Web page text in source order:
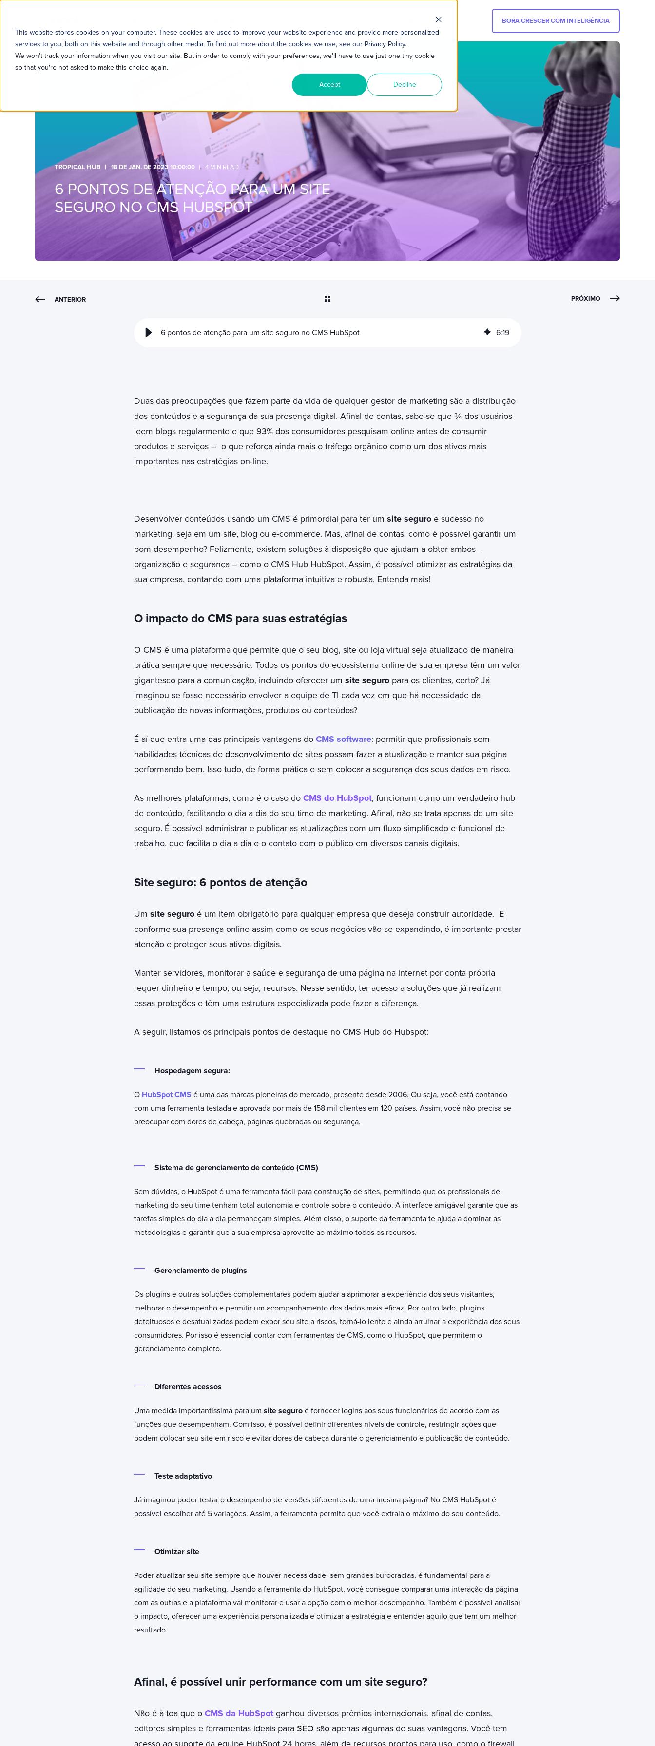
This website stores cookies on your computer. These cookies are used to improve your website experience and provide more personalized
services to you, both on this website and through other media. To find out more about the cookies we use, see our Privacy Policy.
We won't track your information when you visit our site. But in order to comply with your preferences, we'll have to use just one tiny cookie
so that you're not asked to make this choice again.
Accept Decline
BORA CRESCER COM INTELIGÊNCIA
TROPICAL HUB 18 DE JAN. DE 2023 10:00:00 4 MIN READ
6 PONTOS DE ATENÇÃO PARA UM SITE
SEGURO NO CMS HUBSPOT
ANTERIOR PRÓXIMO
6 pontos de atenção para um site seguro no CMS HubSpot 6:19
Duas das preocupações que fazem parte da vida de qualquer gestor de marketing são a distribuição
dos conteúdos e a segurança da sua presença digital. Afinal de contas, sabe-se que ¾ dos usuários
leem blogs regularmente e que 93% dos consumidores pesquisam online antes de consumir
produtos e serviços – o que reforça ainda mais o tráfego orgânico como um dos ativos mais
importantes nas estratégias on-line.
Desenvolver conteúdos usando um CMS é primordial para ter um site seguroe sucesso no
marketing, seja em um site, blog ou e-commerce. Mas, afinal de contas, como é possível garantir um
bom desempenho? Felizmente, existem soluções à disposição que ajudam a obter ambos –
organização e segurança – como o CMS Hub HubSpot. Assim, é possível otimizar as estratégias da
sua empresa, contando com uma plataforma intuitiva e robusta. Entenda mais!
O impacto do CMS para suas estratégias
O CMS é uma plataforma que permite que o seu blog, site ou loja virtual seja atualizado de maneira
prática sempre que necessário. Todos os pontos do ecossistema online de sua empresa têm um valor
gigantesco para a comunicação, incluindo oferecer um site seguropara os clientes, certo? Já
imaginou se fosse necessário envolver a equipe de TI cada vez em que há necessidade da
publicação de novas informações, produtos ou conteúdos?
É aí que entra uma das principais vantagens doCMS software: permitir que profissionais sem
habilidades técnicas de desenvolvimento de sitespossam fazer a atualização e manter sua página
performando bem. Isso tudo, de forma prática e sem colocar a segurança dos seus dados em risco.
As melhores plataformas, como é o caso do CMS do HubSpot, funcionam como um verdadeiro hub
de conteúdo, facilitando o dia a dia do seu time de marketing. Afinal, não se trata apenas de um site
seguro. É possível administrar e publicar as atualizações com um fluxo simplificado e funcional de
trabalho, que facilita o dia a dia e o contato com o público em diversos canais digitais.
Site seguro: 6 pontos de atenção
Um site seguroé um item obrigatório para qualquer empresa que deseja construir autoridade. E
conforme sua presença online assim como os seus negócios vão se expandindo, é importante prestar
atenção e proteger seus ativos digitais.
Manter servidores, monitorar a saúde e segurança de uma página na internet por conta própria
requer dinheiro e tempo, ou seja, recursos. Nesse sentido, ter acesso a soluções que já realizam
essas proteções e têm uma estrutura especializada pode fazer a diferença.
A seguir, listamos os principais pontos de destaque no CMS Hub do Hubspot:
Hospedagem segura:
O HubSpot CMS é uma das marcas pioneiras do mercado, presente desde 2006. Ou seja, você está contando
com uma ferramenta testada e aprovada por mais de 158 mil clientes em 120 países. Assim, você não precisa se
preocupar com dores de cabeça, páginas quebradas ou segurança.
Sistema de gerenciamento de conteúdo (CMS)
Sem dúvidas, o HubSpot é uma ferramenta fácil para construção de sites, permitindo que os profissionais de
marketing do seu time tenham total autonomia e controle sobre o conteúdo. A interface amigável garante que as
tarefas simples do dia a dia permaneçam simples. Além disso, o suporte da ferramenta te ajuda a dominar as
metodologias e garantir que a sua empresa aproveite ao máximo todos os recursos.
Gerenciamento de plugins
Os plugins e outras soluções complementares podem ajudar a aprimorar a experiência dos seus visitantes,
melhorar o desempenho e permitir um acompanhamento dos dados mais eficaz. Por outro lado, plugins
defeituosos e desatualizados podem expor seu site a riscos, torná-lo lento e ainda arruinar a experiência dos seus
consumidores. Por isso é essencial contar com ferramentas de CMS, como o HubSpot, que permitem o
gerenciamento completo.
Diferentes acessos
Uma medida importantíssima para um site seguroé fornecer logins aos seus funcionários de acordo com as
funções que desempenham. Com isso, é possível definir diferentes níveis de controle, restringir ações que
podem colocar seu site em risco e evitar dores de cabeça durante o gerenciamento e publicação de conteúdo.
Teste adaptativo
Já imaginou poder testar o desempenho de versões diferentes de uma mesma página? No CMS HubSpot é
possível escolher até 5 variações. Assim, a ferramenta permite que você extraia o máximo do seu conteúdo.
Otimizar site
Poder atualizar seu site sempre que houver necessidade, sem grandes burocracias, é fundamental para a
agilidade do seu marketing. Usando a ferramenta do HubSpot, você consegue comparar uma interação da página
com as outras e a plataforma vai monitorar e usar a opção com o melhor desempenho. Também é possível analisar
o impacto, oferecer uma experiência personalizada e otimizar a estratégia e entender aquilo que tem um melhor
resultado.
Afinal, é possível unir performance com um site seguro?
Não é à toa que o CMS da HubSpotganhou diversos prêmios internacionais, afinal de contas,
editores simples e ferramentas ideais para SEO são apenas algumas de suas vantagens. Você tem
acesso ao suporte da equipe HubSpot 24 horas, além de recursos prontos para uso, como o firewall